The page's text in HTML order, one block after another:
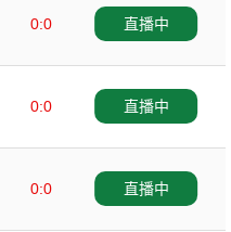
0:0
直播中
0:0
直播中
0:0
直播中